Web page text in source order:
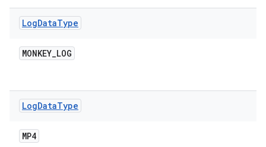
LogDataType
MONKEY_LOG
LogDataType
MP4